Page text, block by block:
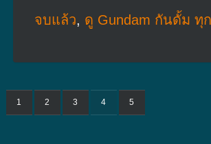
จบแล้ว, ดู Gundam กันดั้ม ทุ
1 2 3 4 5